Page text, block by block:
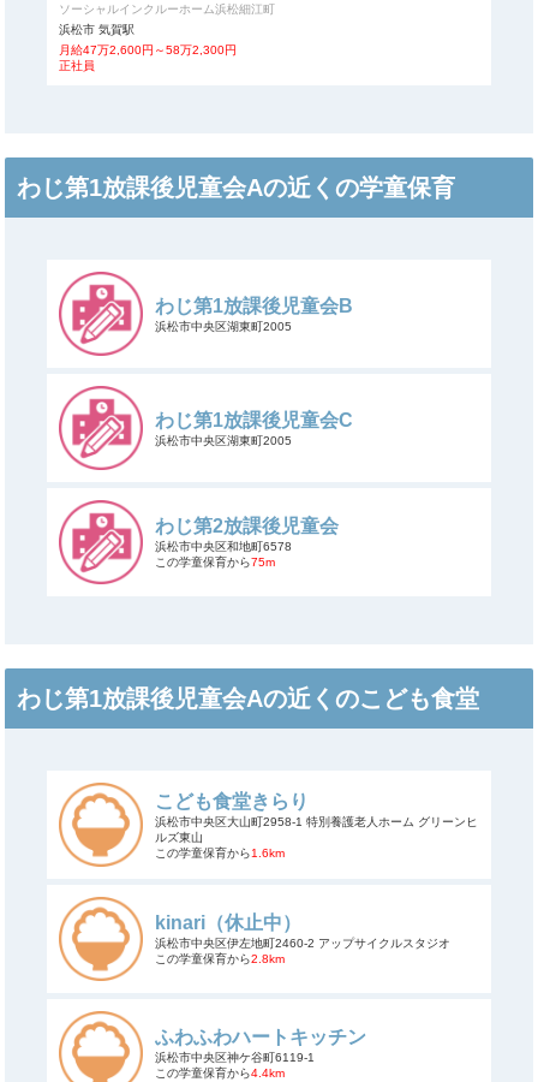
ソーシャルインクルーホーム浜松細江町
浜松市 気賀駅
月給47万2,600円～58万2,300円
正社員
わじ第1放課後児童会Aの近くの学童保育
わじ第1放課後児童会B
浜松市中央区湖東町2005
わじ第1放課後児童会C
浜松市中央区湖東町2005
わじ第2放課後児童会
浜松市中央区和地町6578
この学童保育から75m
わじ第1放課後児童会Aの近くのこども食堂
こども食堂きらり
浜松市中央区大山町2958-1 特別養護老人ホーム グリーンヒ
ルズ東山
この学童保育から1.6km
kinari（休止中）
浜松市中央区伊左地町2460-2 アップサイクルスタジオ
この学童保育から2.8km
ふわふわハートキッチン
浜松市中央区神ケ谷町6119-1
この学童保育から4.4km